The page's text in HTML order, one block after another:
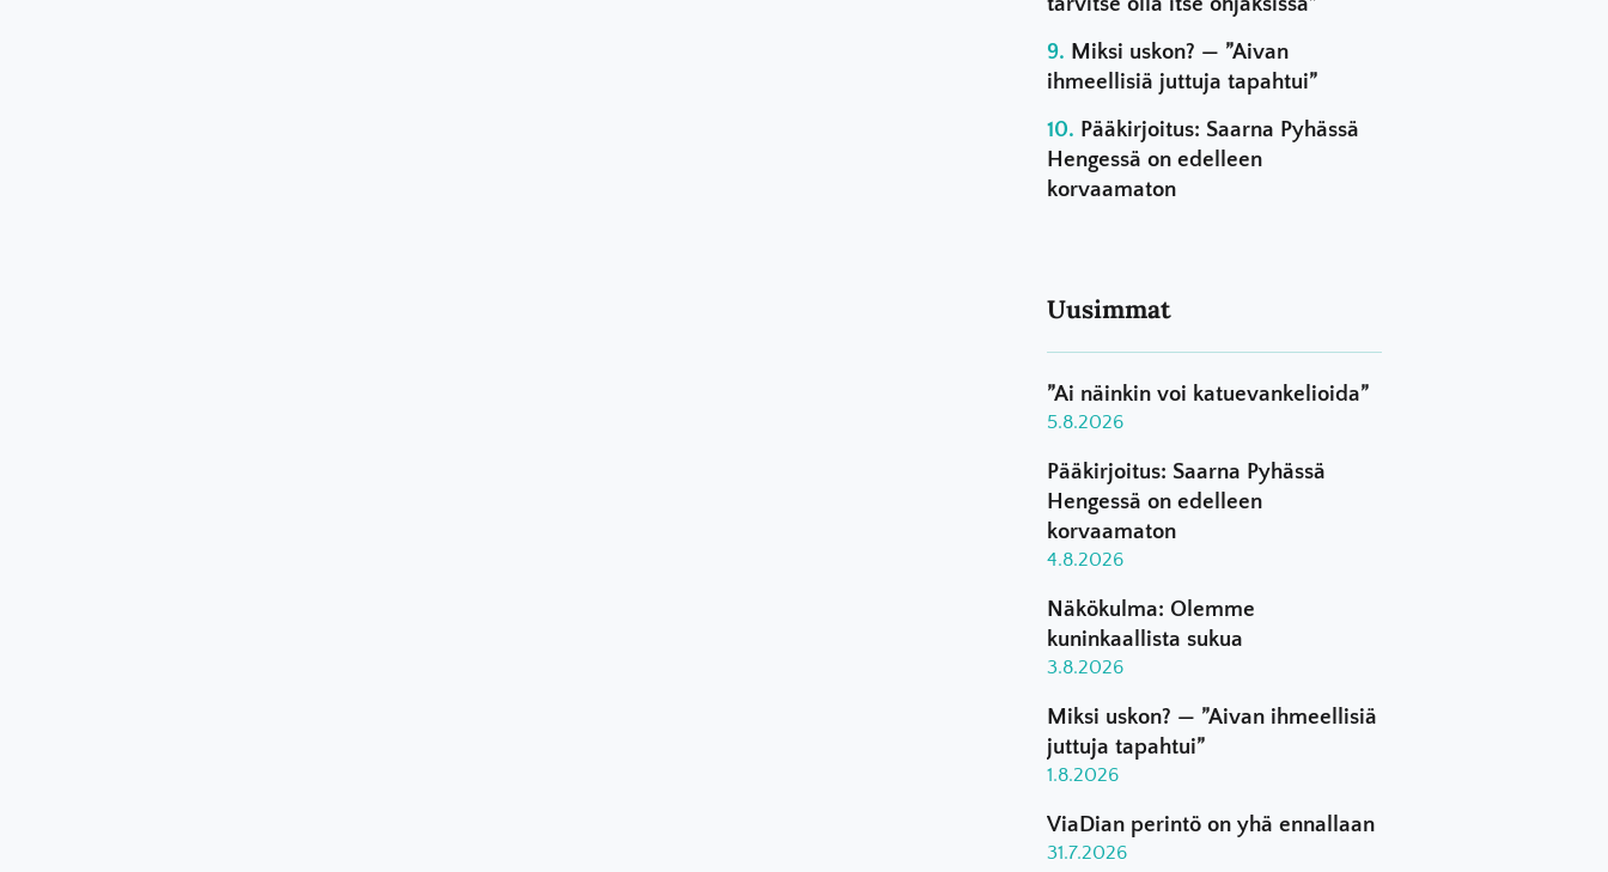
Miksi uskon? — ”Aivan
ihmeellisiä juttuja tapahtui”
Pääkirjoitus: Saarna Pyhässä
Hengessä on edelleen
korvaamaton
Uusimmat
”Ai näinkin voi katuevankelioida”
5.8.2026
Pääkirjoitus: Saarna Pyhässä
Hengessä on edelleen
korvaamaton
4.8.2026
Näkökulma: Olemme
kuninkaallista sukua
3.8.2026
Miksi uskon? — ”Aivan ihmeellisiä
juttuja tapahtui”
1.8.2026
ViaDian perintö on yhä ennallaan
31.7.2026